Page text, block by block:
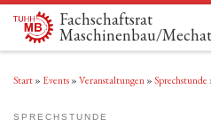
Zum Inhalt springen
Fachschaftsrat
Maschinenbau/
Start» Events» Veranstaltungen » Sprechstunde
SPRECHSTUNDE